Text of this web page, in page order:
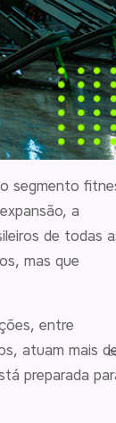
segmento
a
de todas
mas que
entre
atuam mais
preparada